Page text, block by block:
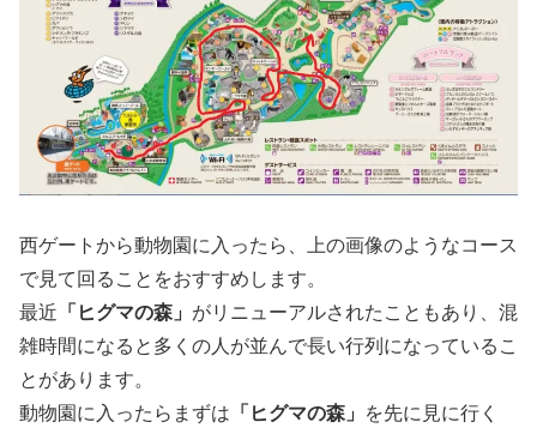
西ゲートから動物園に入ったら、上の画像のようなコース
で見て回ることをおすすめします。
最近 「ヒグマの森」 がリニューアルされたこともあり、混
雑時間になると多くの人が並んで長い行列になっているこ
とがあります。
動物園に入ったらまずは 「ヒグマの森」
を先に見に行く